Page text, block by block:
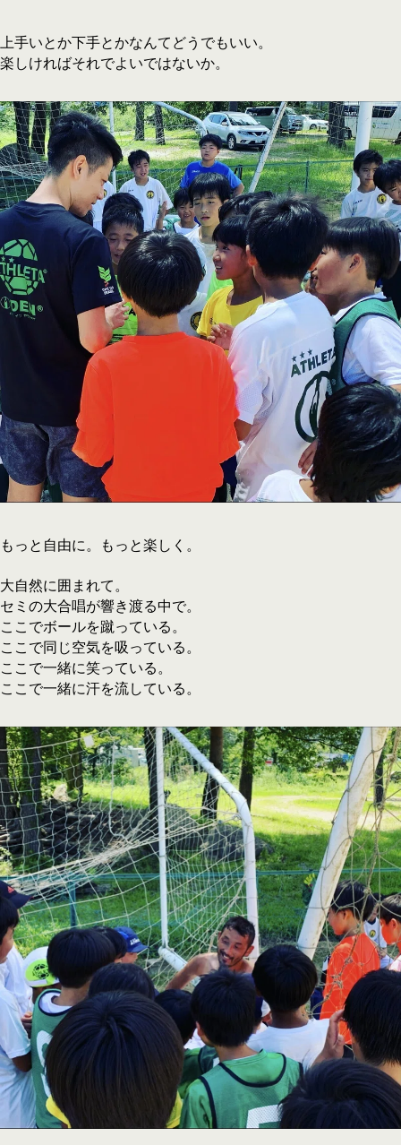
上手いとか下手とかなんてどうでもいい。
楽しければそれでよいではないか。
もっと自由に。もっと楽しく。
大自然に囲まれて。
セミの大合唱が響き渡る中で。
ここでボールを蹴っている。
ここで同じ空気を吸っている。
ここで一緒に笑っている。
ここで一緒に汗を流している。